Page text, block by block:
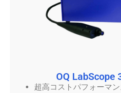
OQ LabScope
超高コストパフォーマ